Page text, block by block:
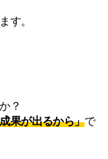
す。
？
果が出るから」で